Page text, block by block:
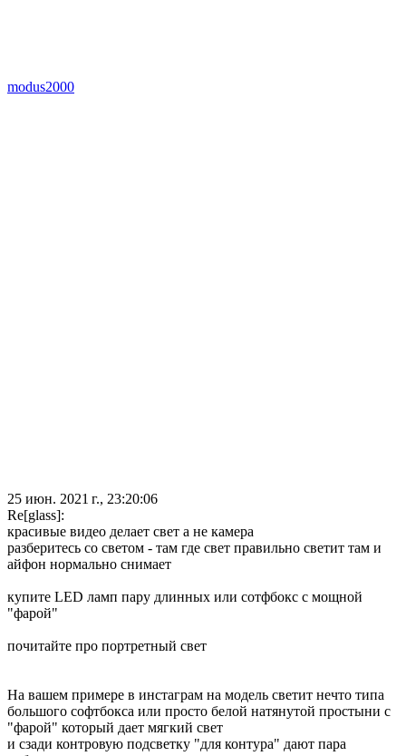
modus2000
25 июн. 2021 г., 23:20:06
Re[glass]:
красивые видео делает свет а не камера
разберитесь со светом - там где свет правильно светит там и
айфон нормально снимает
купите LED ламп пару длинных или сотфбокс с мощной
"фарой"
почитайте про портретный свет
На вашем примере в инстаграм на модель светит нечто типа
большого софтбокса или просто белой натянутой простыни с
"фарой" который дает мягкий свет
и сзади контровую подсветку "для контура" дают пара